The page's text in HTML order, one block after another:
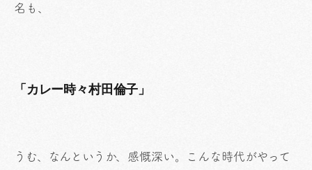
名も、
「カレー時々村田倫子」
うむ、なんというか、感慨深い。こんな時代がやって